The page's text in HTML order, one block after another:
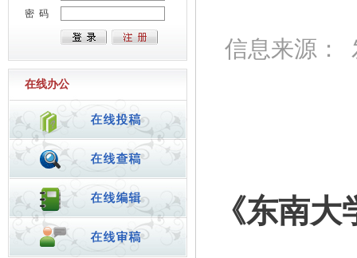
密 码
在线办公
信息来源：
《东南